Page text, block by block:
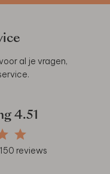
al je vragen,
.
4.51
reviews